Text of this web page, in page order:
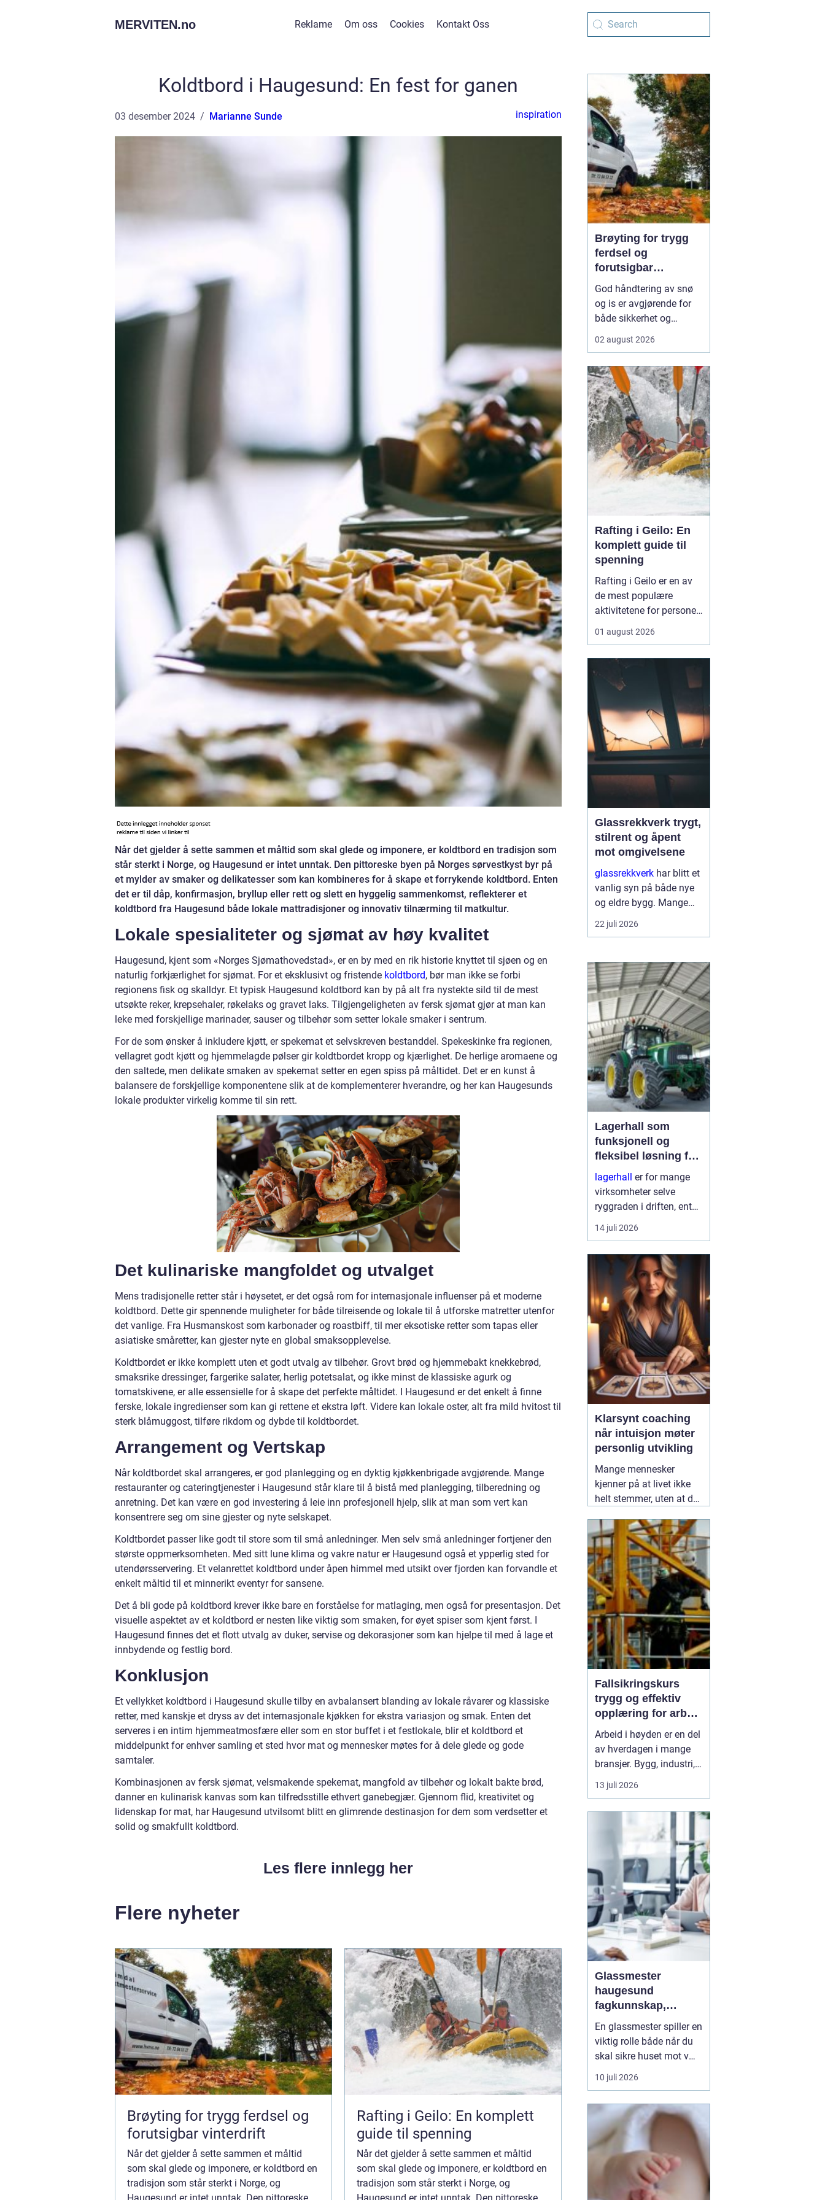
MERVITEN.no Reklame Om oss Cookies Kontakt Oss
Koldtbord i Haugesund: En fest for ganen
03 desember 2024 Marianne Sunde inspiration
Når det gjelder å sette sammen et måltid som skal glede og imponere, er koldtbord en tradisjon som
står sterkt i Norge, og Haugesund er intet unntak. Den pittoreske byen på Norges sørvestkyst byr på
et mylder av smaker og delikatesser som kan kombineres for å skape et forrykende koldtbord. Enten
det er til dåp, konfirmasjon, bryllup eller rett og slett en hyggelig sammenkomst, reflekterer et
koldtbord fra Haugesund både lokale mattradisjoner og innovativ tilnærming til matkultur.
Lokale spesialiteter og sjømat av høy kvalitet
Haugesund, kjent som «Norges Sjømathovedstad», er en by med en rik historie knyttet til sjøen og en
naturlig forkjærlighet for sjømat. For et eksklusivt og fristende koldtbord, bør man ikke se forbi
regionens fisk og skalldyr. Et typisk Haugesund koldtbord kan by på alt fra nystekte sild til de mest
utsøkte reker, krepsehaler, røkelaks og gravet laks. Tilgjengeligheten av fersk sjømat gjør at man kan
leke med forskjellige marinader, sauser og tilbehør som setter lokale smaker i sentrum.
For de som ønsker å inkludere kjøtt, er spekemat et selvskreven bestanddel. Spekeskinke fra regionen,
vellagret godt kjøtt og hjemmelagde pølser gir koldtbordet kropp og kjærlighet. De herlige aromaene og
den saltede, men delikate smaken av spekemat setter en egen spiss på måltidet. Det er en kunst å
balansere de forskjellige komponentene slik at de komplementerer hverandre, og her kan Haugesunds
lokale produkter virkelig komme til sin rett.
Det kulinariske mangfoldet og utvalget
Mens tradisjonelle retter står i høysetet, er det også rom for internasjonale influenser på et moderne
koldtbord. Dette gir spennende muligheter for både tilreisende og lokale til å utforske matretter utenfor
det vanlige. Fra Husmanskost som karbonader og roastbiff, til mer eksotiske retter som tapas eller
asiatiske småretter, kan gjester nyte en global smaksopplevelse.
Koldtbordet er ikke komplett uten et godt utvalg av tilbehør. Grovt brød og hjemmebakt knekkebrød,
smaksrike dressinger, fargerike salater, herlig potetsalat, og ikke minst de klassiske agurk og
tomatskivene, er alle essensielle for å skape det perfekte måltidet. I Haugesund er det enkelt å finne
ferske, lokale ingredienser som kan gi rettene et ekstra løft. Videre kan lokale oster, alt fra mild hvitost til
sterk blåmuggost, tilføre rikdom og dybde til koldtbordet.
Arrangement og Vertskap
Når koldtbordet skal arrangeres, er god planlegging og en dyktig kjøkkenbrigade avgjørende. Mange
restauranter og cateringtjenester i Haugesund står klare til å bistå med planlegging, tilberedning og
anretning. Det kan være en god investering å leie inn profesjonell hjelp, slik at man som vert kan
konsentrere seg om sine gjester og nyte selskapet.
Koldtbordet passer like godt til store som til små anledninger. Men selv små anledninger fortjener den
største oppmerksomheten. Med sitt lune klima og vakre natur er Haugesund også et ypperlig sted for
utendørsservering. Et velanrettet koldtbord under åpen himmel med utsikt over fjorden kan forvandle et
enkelt måltid til et minnerikt eventyr for sansene.
Det å bli gode på koldtbord krever ikke bare en forståelse for matlaging, men også for presentasjon. Det
visuelle aspektet av et koldtbord er nesten like viktig som smaken, for øyet spiser som kjent først. I
Haugesund finnes det et flott utvalg av duker, servise og dekorasjoner som kan hjelpe til med å lage et
innbydende og festlig bord.
Konklusjon
Et vellykket koldtbord i Haugesund skulle tilby en avbalansert blanding av lokale råvarer og klassiske
retter, med kanskje et dryss av det internasjonale kjøkken for ekstra variasjon og smak. Enten det
serveres i en intim hjemmeatmosfære eller som en stor buffet i et festlokale, blir et koldtbord et
middelpunkt for enhver samling et sted hvor mat og mennesker møtes for å dele glede og gode
samtaler.
Kombinasjonen av fersk sjømat, velsmakende spekemat, mangfold av tilbehør og lokalt bakte brød,
danner en kulinarisk kanvas som kan tilfredsstille ethvert ganebegjær. Gjennom flid, kreativitet og
lidenskap for mat, har Haugesund utvilsomt blitt en glimrende destinasjon for dem som verdsetter et
solid og smakfullt koldtbord.
Les flere innlegg her
Flere nyheter
Brøyting for trygg ferdsel og
forutsigbar vinterdrift
Når det gjelder å sette sammen et måltid
som skal glede og imponere, er koldtbord en
tradisjon som står sterkt i Norge, og
Rafting i Geilo: En komplett
guide til spenning
Når det gjelder å sette sammen et måltid
som skal glede og imponere, er koldtbord en
tradisjon som står sterkt i Norge, og
Brøyting for trygg
ferdsel og
forutsigbar
vinterdrift
God håndtering av snø
og is er avgjørende for
både sikkerhet og
gjennom vinteren. Når
alt om å holde veier,
gårdsplasser, gangstier
og inngangspartier åpne
og trygge. For eiere av
borettslag, sameier,
næringsb...
02 august 2026
Rafting i Geilo: En
komplett guide til
spenning
Rafting i Geilo er en av
de mest populære
aktivitetene for personer
kombinasjon av
storslåtte
naturopplevelser i den
norske fjellheimen.
Aktiviteten går ut på å
manøvre...
01 august 2026
Glassrekkverk trygt,
stilrent og åpent
mot omgivelsene
glassrekkverk har blitt et
vanlig syn på både nye
og eldre bygg. Mange
velger denne løsningen
fordi den kombinerer
moderne uttrykk. I stedet
for tunge, tette r...
22 juli 2026
Lagerhall som
funksjonell og
fleksibel løsning for
næring og landbruk
lagerhall er for mange
virksomheter selve
ryggraden i driften, enten
det handler om landbruk,
industri, logistikk eller
gir trygg lagring, god
fly...
14 juli 2026
Klarsynt coaching
når intuisjon møter
personlig utvikling
Mange mennesker
kjenner på at livet ikke
helt stemmer, uten at de
De har kanskje prøvd
tradisjonell coaching,
selvhjelpsbøker og gode
råd fra venner, men står
likevel fast i de samme
mønstrene. Her kan13
juli 2026
Fallsikringskurs
trygg og effektiv
opplæring for arbeid
i høyden
Arbeid i høyden er en del
av hverdagen i mange
bransjer. Bygg, industri,
offshore, energi og
maritim sektor har alle
feiltrinn kan få alvorlige
Fallsikringskurs
gir arb...
13 juli 2026
Glassmester
haugesund
fagkunnskap,
trygghet og gode
løsninger i glass
En glassmester spiller en
viktig rolle både når du
skal sikre huset mot vær
og vind, skape mer lys i
boligen eller gi fasaden
mange i Haugesund og
omegn handler valg av
glassmester om mer enn
pris. De vil ha en
samarbeidspartner ...
10 juli 2026